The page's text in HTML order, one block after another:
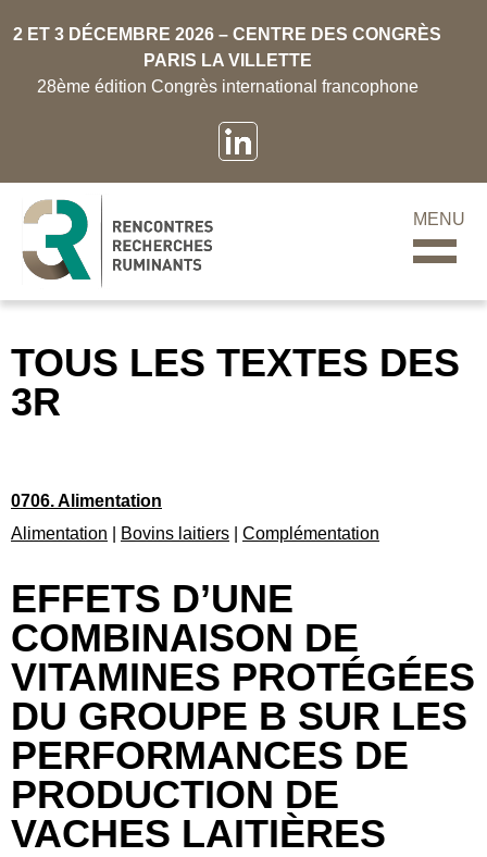
2 ET 3 DÉCEMBRE 2026 – CENTRE DES CONGRÈS
PARIS LA VILLETTE
28ème édition Congrès international francophone
MENU
TOUS LES TEXTES DES
3R
0706. Alimentation
Alimentation
Bovins laitiers Complémentation
EFFETS D’UNE
COMBINAISON DE
VITAMINES PROTÉGÉES
DU GROUPE B SUR LES
PERFORMANCES DE
PRODUCTION DE
VACHES LAITIÈRES